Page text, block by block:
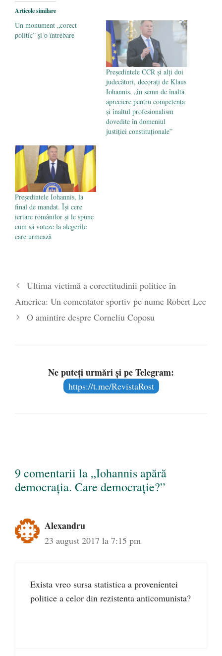
protejeze resursele
Articole similare
Un monument „corect
politic” și o întrebare
Președintele CCR și alți doi
judecători, decorați de Klaus
Iohannis, „în semn de înaltă
apreciere pentru competența
și înaltul profesionalism
dovedite în domeniul
justiției constituționale”
Președintele Iohannis, la
final de mandat. Își cere
iertare românilor și le spune
cum să voteze la alegerile
care urmează
Ultima victimă a corectitudinii politice în
America: Un comentator sportiv pe nume Robert Lee
O amintire despre Corneliu Coposu
Ne puteți urmări și pe Telegram:
https://t.me/RevistaRost
9 comentarii la „Iohannis apără
democrația. Care democrație?”
Alexandru
23 august 2017 la 7:15 pm
Exista vreo sursa statistica a provenientei
politice a celor din rezistenta anticomunista?